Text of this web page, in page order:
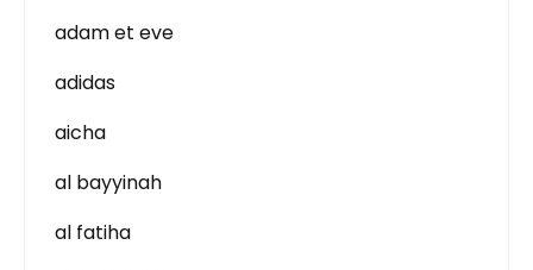
adam et eve
adidas
aicha
al bayyinah
al fatiha